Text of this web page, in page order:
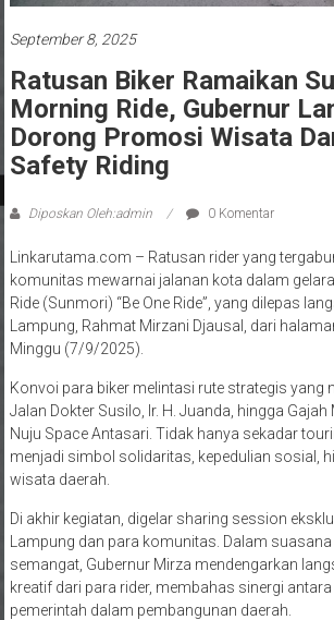
Ratusan Biker Ramaikan
Morning Ride, Gubernur
Dorong Promosi Wisata
Safety Riding
komunitas mewarnai jalanan kota dalam
Ride (Sunmori) “Be One Ride”, yang dilepas
Lampung, Rahmat Mirzani Djausal, dari
Minggu (7/9/2025).
Jalan Dokter Susilo, Ir. H. Juanda, hingga Gajah
Nuju Space Antasari. Tidak hanya sekadar
menjadi simbol solidaritas, kepedulian sosial,
wisata daerah.
Lampung dan para komunitas. Dalam suasana
semangat, Gubernur Mirza mendengarkan
kreatif dari para rider, membahas sinergi
pemerintah dalam pembangunan daerah.